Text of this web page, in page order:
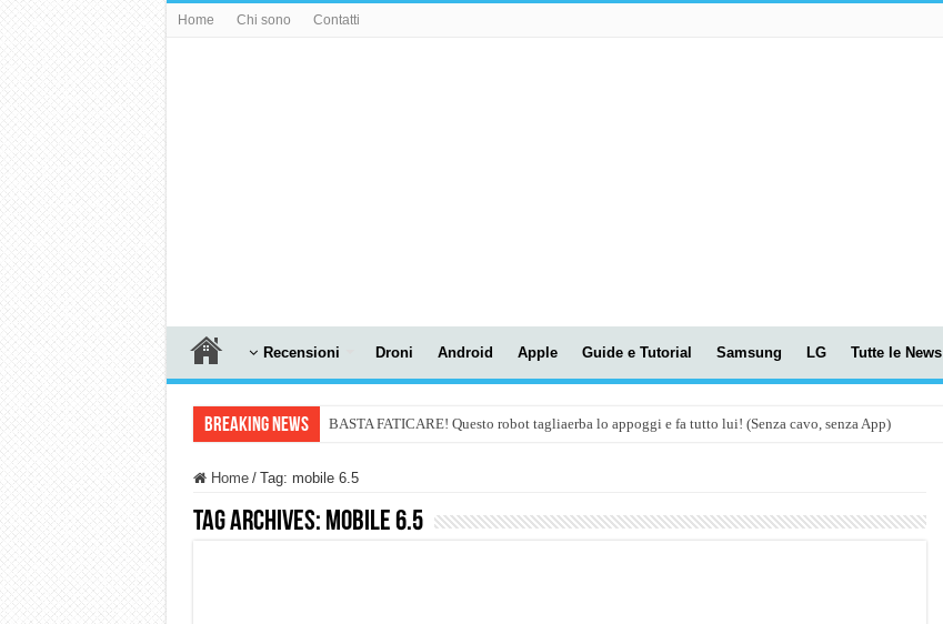
Home Chi sono Contatti
Recensioni Droni Android Apple Guide e Tutorial Samsung LG Tutte le News
Breaking News BASTA FATICARE! Questo robot tagliaerba lo appoggi e fa tutto lui! (Senza cavo, senza App)
Dashcam 70mai A810 Lite: Piccola, 4K e molto efficace. Ecco come va in strada
Home / Tag: mobile 6.5
Tag Archives: mobile 6.5